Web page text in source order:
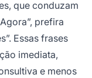
que conduzam
prefira
Essas frases
imediata,
e menos